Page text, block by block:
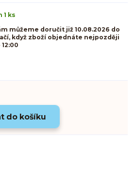
1 ks
můžeme doručit již 10.08.2026 do
když zboží objednáte nejpozději
do košíku